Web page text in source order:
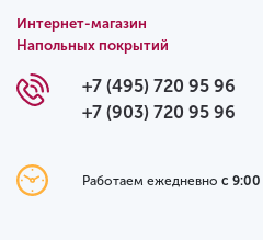
Интернет-магазин
Напольных покрытий
+7 (495) 720 95 96
+7 (903) 720 95 96
Работаем ежедневно с